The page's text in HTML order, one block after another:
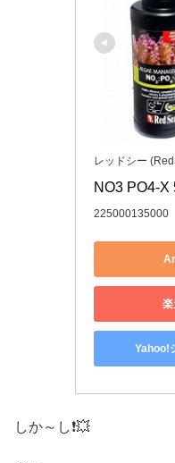
レッドシー
NO3 PO4-X
225000135000
楽
Yahoo!
しか～し❗💥